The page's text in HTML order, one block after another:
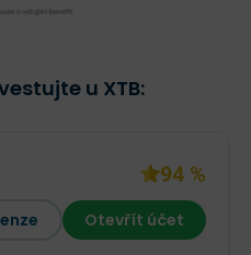
u XTB:
94 %
Otevřít účet